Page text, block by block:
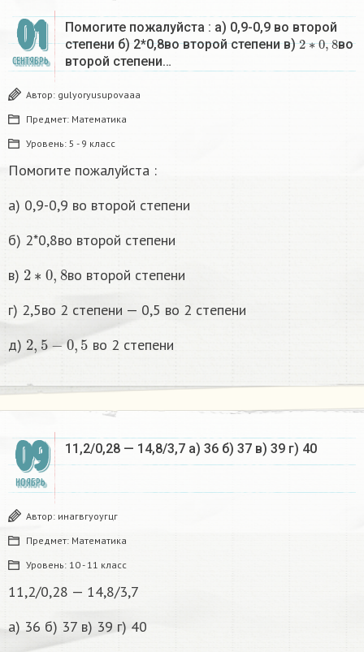
01
СЕНТЯБРЬ
Помогите пожалуйста : а) 0,9-0,9 во второй
степени б) 2*0,8во второй степени в)2 ∗0,8во
второй степени…
Автор: gulyoryusupovaaa
Предмет: Математика
Уровень: 5 - 9 класс
Помогите пожалуйста :
а) 0,9-0,9 во второй степени
б) 2*0,8во второй степени
в) 2 0 8во второй степени
г) 2,5во 2 степени — 0,5 во 2 степени
д) 2 5− 5 во 2 степени
09
НОЯБРЬ
11,2/0,28 — 14,8/3,7 а) 36 б) 37 в) 39 г) 40
Автор: инагвгуоугцг
Предмет: Математика
Уровень: 10 - 11 класс
11,2/0,28 — 14,8/3,7
а) 36 б) 37 в) 39 г) 40